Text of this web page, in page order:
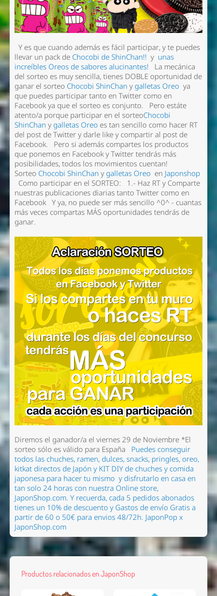
Y es que cuando además es fácil participar, y te puedes
llevar un pack de Chocobi de ShinChan!! y unas
increíbles Oreos de sabores alucinantes! La mecánica
del sorteo es muy sencilla, tienes DOBLE oportunidad de
ganar el sorteo Chocobi ShinChan y galletas Oreo ya
que puedes participar tanto en Twitter como en
Facebook ya que el sorteo es conjunto. Pero estáte
atento/a porque participar en el sorteoChocobi
ShinChan y galletas Oreo es tan sencillo como hacer RT
del post de Twitter y darle like y compartir al post de
Facebook. Pero si además compartes los productos
que ponemos en Facebook y Twitter tendrás más
posibilidades, todos los movimientos cuentan!
Sorteo Chocobi ShinChan y galletas Oreo en Japonshop
Como participar en el SORTEO: 1.- Haz RT y Comparte
nuestras publicaciones diarias tanto Twitter como en
Facebook Y ya, no puede ser más sencillo ^0^ - cuantas
más veces compartas MÁS oportunidades tendrás de
ganar.
Diremos el ganador/a el viernes 29 de Noviembre *El
sorteo sólo es válido para España
Puedes conseguir
todos las chuches, ramen, dulces, snacks, pringles, oreo,
kitkat directos de Japón y KIT DIY de chuches y comida
japonesa para hacer tu mismo y disfrutarlo en casa en
tan solo 24 horas con nuestra Online store,
JaponShop.com. Y recuerda, cada 5 pedidos abonados
tienes un 10% de descuento y Gastos de envío Gratis a
partir de 60 o 50€ para envios 48/72h. JaponPop x
JaponShop.com
Productos relacionados en JaponShop